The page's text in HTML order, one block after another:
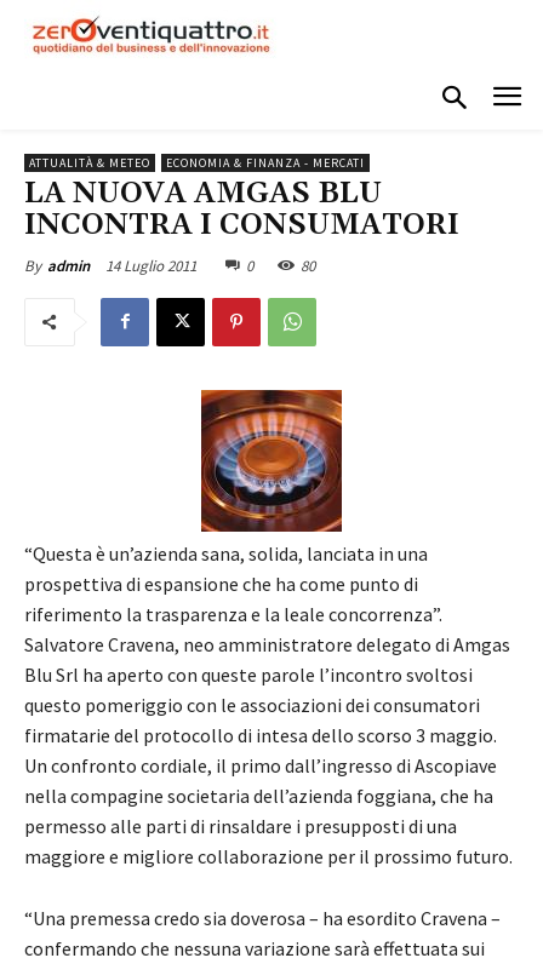
ATTUALITÀ & METEO ECONOMIA & FINANZA - MERCATI
LA NUOVA AMGAS BLU
INCONTRA I CONSUMATORI
By admin 14 Luglio 2011 0 80
“Questa è un’azienda sana, solida, lanciata in una
prospettiva di espansione che ha come punto di
riferimento la trasparenza e la leale concorrenza”.
Salvatore Cravena, neo amministratore delegato di Amgas
Blu Srl ha aperto con queste parole l’incontro svoltosi
questo pomeriggio con le associazioni dei consumatori
firmatarie del protocollo di intesa dello scorso 3 maggio.
Un confronto cordiale, il primo dall’ingresso di Ascopiave
nella compagine societaria dell’azienda foggiana, che ha
permesso alle parti di rinsaldare i presupposti di una
maggiore e migliore collaborazione per il prossimo futuro.
“Una premessa credo sia doverosa – ha esordito Cravena –
confermando che nessuna variazione sarà effettuata sui